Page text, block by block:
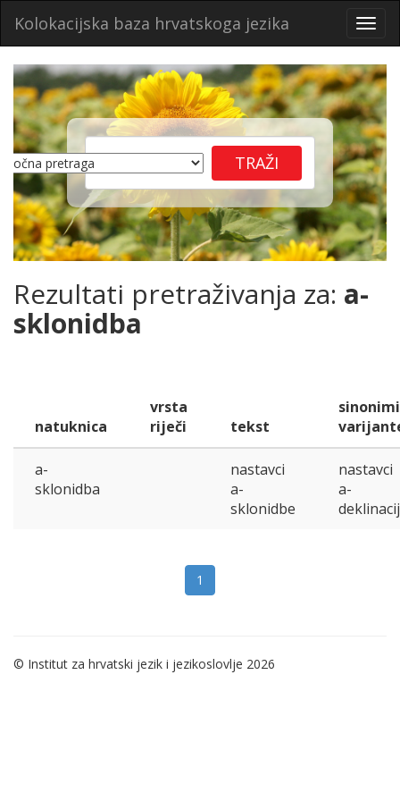
Kolokacijska baza hrvatskoga jezika
Rezultati pretraživanja za: a-
sklonidba
natuknica
vrsta
riječi
tekst
a-
sklonidba
nastavci
a-
sklonidbe
nastavci
a-
1
© Institut za hrvatski jezik i jezikoslovlje 2026